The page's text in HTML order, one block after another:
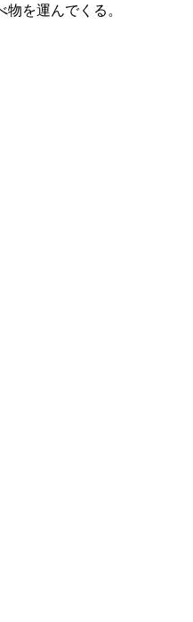
を運んでくる。